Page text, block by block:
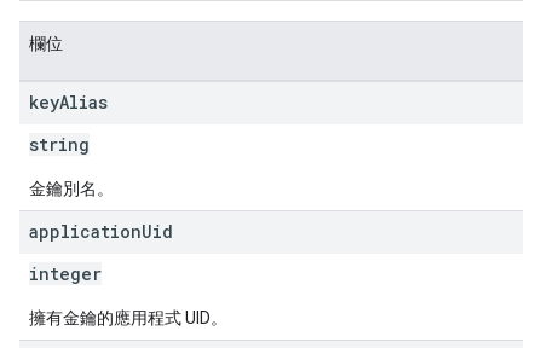
欄位
keyAlias
string
金鑰別名。
applicationUid
integer
擁有金鑰的應用程式 UID。